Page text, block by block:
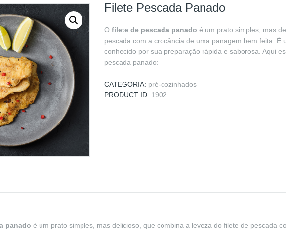
Filete Pescada Panado
O filete de pescada panado é um prato simples, mas
pescada com a crocância de uma panagem bem feita. É
conhecido por sua preparação rápida e saborosa. Aqui
pescada panado:
CATEGORIA: pré-cozinhados
PRODUCT ID: 1902
panado é um prato simples, mas delicioso, que combina a leveza do filete de pescada